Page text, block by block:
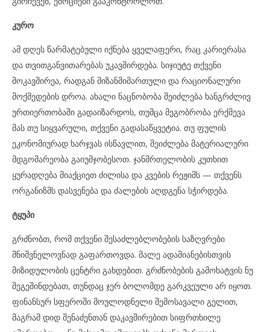
კურო
ამ დღეს წარმატებული იქნება ყველაფერი, რაც კარიერასა
და თვითგანვითარებას უკავშირდება. სიჯიუტე თქვენი
მოკავშირეა, რადგან მიზანმიმართული და რაციონალური
მოქმედების დროა. ახალი ნაცნობობა შეიძლება ხანგრძლივ
ურთიერთობაში გადაიზარდოს, თუმცა მეგობრობა ერქმევა
მას თუ სიყვარული, თქვენი გადასაწყვეტია. თუ ფულის
ეკონომიურად ხარჯვას ისწავლით, შეიძლება მატერიალური
მდგომარეობა გაიუმჯობესოთ. ჯანმრთელობის კუთხით
ყურადღება მიაქციეთ ძილისა და კვების რეჟიმს — თქვენს
ორგანიზმს დასვენება და ძალების აღდგენა სჭირდება.
ტყუპი
გრძნობთ, რომ თქვენი შესაძლებლობების საზღვრები
მნიშვნელოვნად გაფართოვდა. მალე ადამიანებისთვის
მიზიდულობის ცენტრი გახდებით. გრძნობების გამოხატვის ნუ
შეგეშინდებათ, თუნდაც ჯერ ბოლომდე გარკვეული არ იყოთ.
ფინანსურ სფეროში მოულოდნელი შემოსავალი გელით,
მაგრამ დიდ შენაძენთან დაკავშირებით სიფრთხილე